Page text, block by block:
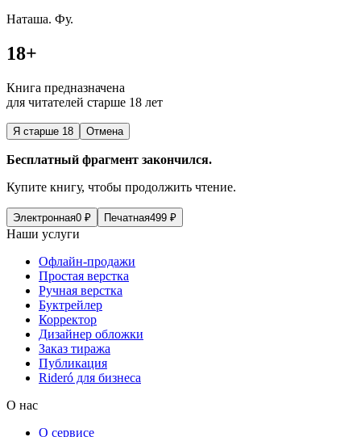
Наташа. Фу.
18+
Книга предназначена
для читателей старше 18 лет
Я старше 18 Отмена
Бесплатный фрагмент закончился.
Купите книгу, чтобы продолжить чтение.
Электронная0 ₽ Печатная499 ₽
Наши услуги
Офлайн-продажи
Простая верстка
Ручная верстка
Буктрейлер
Корректор
Дизайнер обложки
Заказ тиража
Публикация
Rideró для бизнеса
О нас
О сервисе